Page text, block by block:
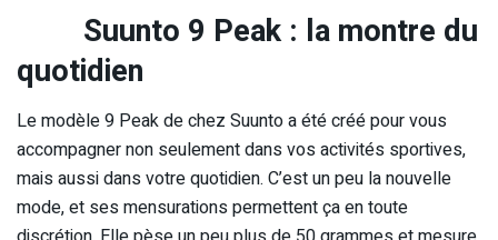
Suunto 9 Peak : la montre du
quotidien
Le modèle 9 Peak de chez Suunto a été créé pour vous
accompagner non seulement dans vos activités sportives,
mais aussi dans votre quotidien. C’est un peu la nouvelle
mode, et ses mensurations permettent ça en toute